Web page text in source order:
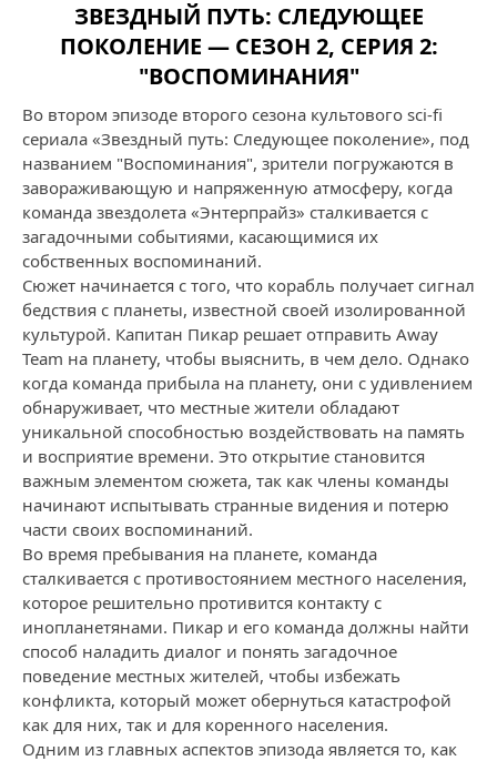
ЗВЕЗДНЫЙ ПУТЬ: СЛЕДУЮЩЕЕ
ПОКОЛЕНИЕ — СЕЗОН 2, СЕРИЯ 2:
"ВОСПОМИНАНИЯ"
Во втором эпизоде второго сезона культового sci-fi
сериала «Звездный путь: Следующее поколение», под
названием "Воспоминания", зрители погружаются в
завораживающую и напряженную атмосферу, когда
команда звездолета «Энтерпрайз» сталкивается с
загадочными событиями, касающимися их
собственных воспоминаний.
Сюжет начинается с того, что корабль получает сигнал
бедствия с планеты, известной своей изолированной
культурой. Капитан Пикар решает отправить Away
Team на планету, чтобы выяснить, в чем дело. Однако
когда команда прибыла на планету, они с удивлением
обнаруживает, что местные жители обладают
уникальной способностью воздействовать на память
и восприятие времени. Это открытие становится
важным элементом сюжета, так как члены команды
начинают испытывать странные видения и потерю
части своих воспоминаний.
Во время пребывания на планете, команда
сталкивается с противостоянием местного населения,
которое решительно противится контакту с
инопланетянами. Пикар и его команда должны найти
способ наладить диалог и понять загадочное
поведение местных жителей, чтобы избежать
конфликта, который может обернуться катастрофой
как для них, так и для коренного населения.
Одним из главных аспектов эпизода является то, как